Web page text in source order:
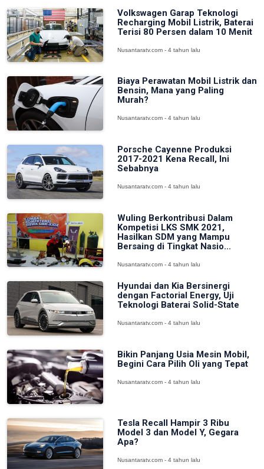
Volkswagen Garap Teknologi
Recharging Mobil Listrik, Baterai
Terisi 80 Persen dalam 10 Menit
Nusantaratv.com - 4 tahun lalu
Biaya Perawatan Mobil Listrik dan
Bensin, Mana yang Paling
Murah?
Nusantaratv.com - 4 tahun lalu
Porsche Cayenne Produksi
2017-2021 Kena Recall, Ini
Sebabnya
Nusantaratv.com - 4 tahun lalu
Wuling Berkontribusi Dalam
Kompetisi LKS SMK 2021,
Hasilkan SDM yang Mampu
Bersaing di Tingkat Nasio...
Nusantaratv.com - 4 tahun lalu
Hyundai dan Kia Bersinergi
dengan Factorial Energy, Uji
Teknologi Baterai Solid-State
Nusantaratv.com - 4 tahun lalu
Bikin Panjang Usia Mesin Mobil,
Begini Cara Pilih Oli yang Tepat
Nusantaratv.com - 4 tahun lalu
Tesla Recall Hampir 3 Ribu
Model 3 dan Model Y, Gegara
Apa?
Nusantaratv.com - 4 tahun lalu